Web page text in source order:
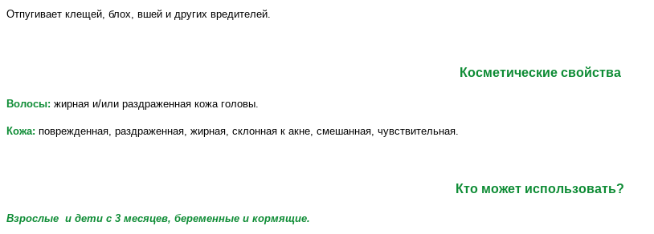
Отпугивает клещей, блох, вшей и других вредителей.
Косметические свойства
Волосы: жирная и/или раздраженная кожа головы.
Кожа: поврежденная, раздраженная, жирная, склонная к акне, смешанная, чувствительная.
Кто может использовать?
Взрослые и дети с 3 месяцев, беременные и кормящие.